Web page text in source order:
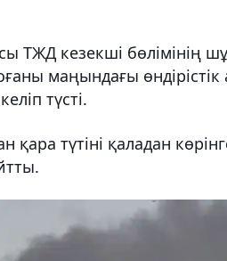
ТЖД кезекші бөлімінің
маңындағы
түсті.
қара түтіні қаладан